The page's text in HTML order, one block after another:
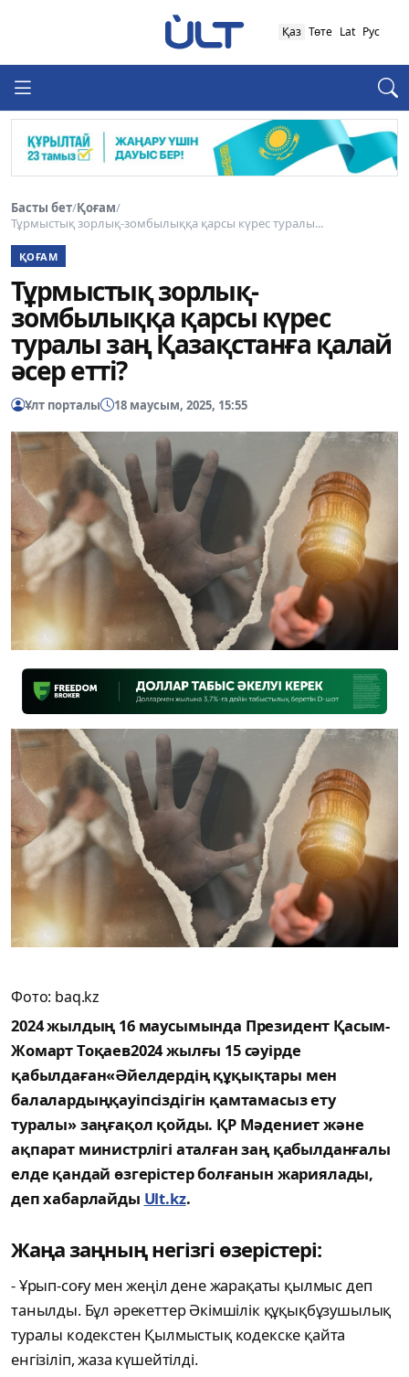
Қаз Төте Lat Рус
Басты бет/Қоғам/
Тұрмыстық зорлық-зомбылыққа қарсы күрес туралы...
ҚОҒАМ
Тұрмыстық зорлық-
зомбылыққа қарсы күрес
туралы заң Қазақстанға қалай
әсер етті?
Ұлт порталы 18 маусым, 2025, 15:55
Фото: baq.kz
2024 жылдың 16 маусымында Президент Қасым-
Жомарт Тоқаев2024 жылғы 15 сәуірде
қабылдаған«Әйелдердің құқықтары мен
балалардыңқауіпсіздігін қамтамасыз ету
туралы» заңғақол қойды. ҚР Мәдениет және
ақпарат министрлігі аталған заң қабылданғалы
елде қандай өзгерістер болғанын жариялады,
деп хабарлайды Ult.kz.
Жаңа заңның негізгі өзерістері:
- Ұрып-соғу мен жеңіл дене жарақаты қылмыс деп
танылды. Бұл әрекеттер Әкімшілік құқықбұзушылық
туралы кодекстен Қылмыстық кодекске қайта
енгізіліп, жаза күшейтілді.